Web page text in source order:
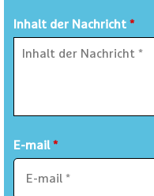
Inhalt der Nachricht *
E-mail*